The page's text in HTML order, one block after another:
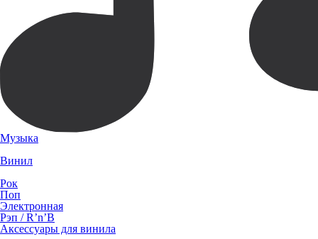
Музыка
Винил
Рок
Поп
Электронная
Рэп / R’n’B
Аксессуары для винила